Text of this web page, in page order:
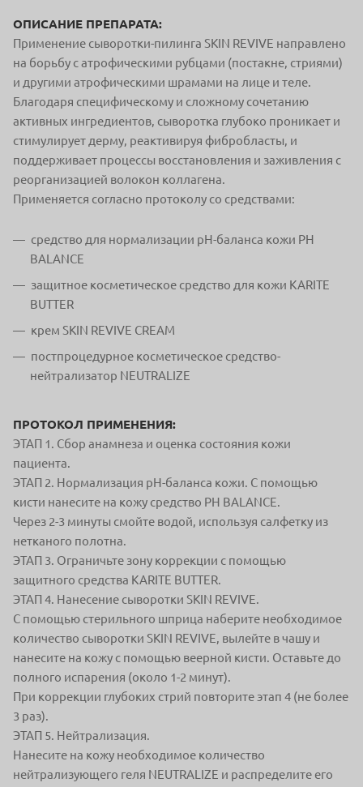
ОПИСАНИЕ ПРЕПАРАТА:
Применение сыворотки-пилинга SKIN REVIVE направлено
на борьбу с атрофическими рубцами (постакне, стриями)
и другими атрофическими шрамами на лице и теле.
Благодаря специфическому и сложному сочетанию
активных ингредиентов, сыворотка глубоко проникает и
стимулирует дерму, реактивируя фибробласты, и
поддерживает процессы восстановления и заживления с
реорганизацией волокон коллагена.
Применяется согласно протоколу со средствами:
средство для нормализации рН-баланса кожи PH
BALANCE
защитное косметическое средство для кожи KARITE
BUTTER
крем SKIN REVIVE CREAM
постпроцедурное косметическое средство-
нейтрализатор NEUTRALIZE
ПРОТОКОЛ ПРИМЕНЕНИЯ:
ЭТАП 1. Сбор анамнеза и оценка состояния кожи
пациента.
ЭТАП 2. Нормализация pH-баланса кожи. С помощью
кисти нанесите на кожу средство PH BALANCE.
Через 2-3 минуты смойте водой, используя салфетку из
нетканого полотна.
ЭТАП 3. Ограничьте зону коррекции с помощью
защитного средства KARITE BUTTER.
ЭТАП 4. Нанесение сыворотки SKIN REVIVE.
С помощью стерильного шприца наберите необходимое
количество сыворотки SKIN REVIVE, вылейте в чашу и
нанесите на кожу с помощью веерной кисти. Оставьте до
полного испарения (около 1-2 минут).
При коррекции глубоких стрий повторите этап 4 (не более
3 раз).
ЭТАП 5. Нейтрализация.
Нанесите на кожу необходимое количество
нейтрализующего геля NEUTRALIZE и распределите его